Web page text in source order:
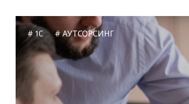
1C АУТСОРСИНГ